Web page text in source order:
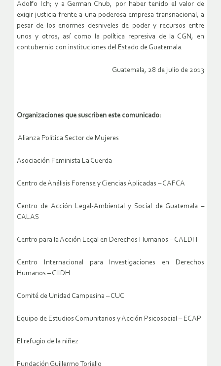
Adolfo Ich; y a German Chub, por haber tenido el valor de
exigir justicia frente a una poderosa empresa transnacional, a
pesar de los enormes desniveles de poder y recursos entre
unos y otros, así como la política represiva de la CGN, en
contubernio con instituciones del Estado de Guatemala.
Guatemala, 28 de julio de 2013
Organizaciones que suscriben este comunicado:
Alianza Política Sector de Mujeres
Asociación Feminista La Cuerda
Centro de Análisis Forense y Ciencias Aplicadas – CAFCA
Centro de Acción Legal-Ambiental y Social de Guatemala –
CALAS
Centro para la Acción Legal en Derechos Humanos – CALDH
Centro Internacional para Investigaciones en Derechos
Humanos – CIIDH
Comité de Unidad Campesina – CUC
Equipo de Estudios Comunitarios y Acción Psicosocial – ECAP
El refugio de la niñez
Fundación Guillermo Toriello